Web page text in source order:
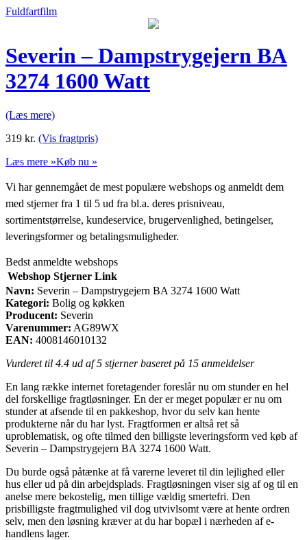
Fuldfartfilm
Severin – Dampstrygejern BA
3274 1600 Watt
(Læs mere)
319 kr. (Vis fragtpris)
Læs mere »Køb nu »
Vi har gennemgået de mest populære webshops og anmeldt dem
med stjerner fra 1 til 5 ud fra bl.a. deres prisniveau,
sortimentstørrelse, kundeservice, brugervenlighed, betingelser,
leveringsformer og betalingsmuligheder.
Bedst anmeldte webshops
Webshop Stjerner Link
Navn: Severin – Dampstrygejern BA 3274 1600 Watt
Kategori: Bolig og køkken
Producent: Severin
Varenummer: AG89WX
EAN: 4008146010132
Vurderet til 4.4 ud af 5 stjerner baseret på 15 anmeldelser
En lang række internet foretagender foreslår nu om stunder en hel
del forskellige fragtløsninger. En der er meget populær er nu om
stunder at afsende til en pakkeshop, hvor du selv kan hente
produkterne når du har lyst. Fragtformen er altså ret så
uproblematisk, og ofte tilmed den billigste leveringsform ved køb af
Severin – Dampstrygejern BA 3274 1600 Watt.
Du burde også påtænke at få varerne leveret til din lejlighed eller
hus eller ud på din arbejdsplads. Fragtløsningen viser sig af og til en
anelse mere bekostelig, men tillige vældig smertefri. Den
prisbilligste fragtmulighed vil dog utvivlsomt være at hente ordren
selv, men den løsning kræver at du har bopæl i nærheden af e-
handlens lager.